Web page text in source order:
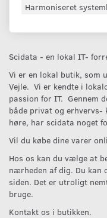
Harmoniseret
Scidata - en lokal IT-
Vi er en lokal butik, som
Vejle. Vi er kendte i
passion for IT. Gennem
både privat og erhvervs-
høre, har scidata noget
Vil du købe dine varer
Hos os kan du vælge at
nærheden af dig. Du kan
siden. Det er utroligt
bruge.
Kontakt os i butikken.